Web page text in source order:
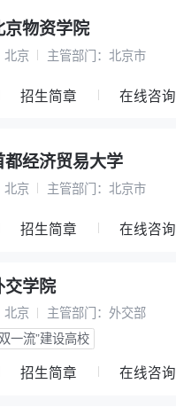
京物资学院
北京 主管部门： 北京市
招生简章 在线咨询
都经济贸易大学
北京 主管部门： 北京市
招生简章 在线咨询
交学院
北京 主管部门： 外交部
一流”建设高校
招生简章 在线咨询